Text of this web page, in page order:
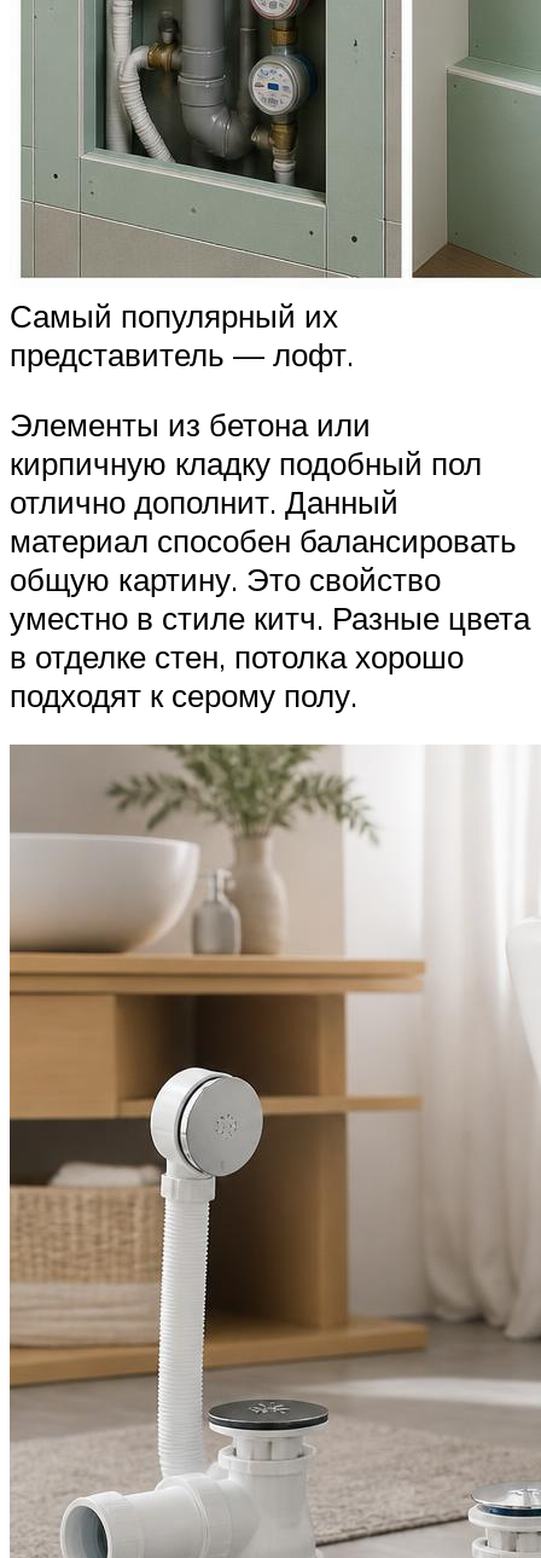
Самый популярный их
представитель — лофт.
Элементы из бетона или
кирпичную кладку подобный пол
отлично дополнит. Данный
материал способен балансировать
общую картину. Это свойство
уместно в стиле китч. Разные цвета
в отделке стен, потолка хорошо
подходят к серому полу.